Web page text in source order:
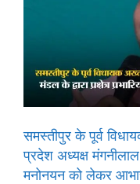
समस्तीपुर के पूर्व
प्रदेश अध्यक्ष मंगनीलाल
मनोनयन को लेकर